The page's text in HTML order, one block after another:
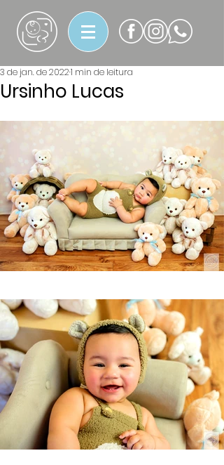
Ursinho Lucas
3 de jan. de 20221 min de leitura